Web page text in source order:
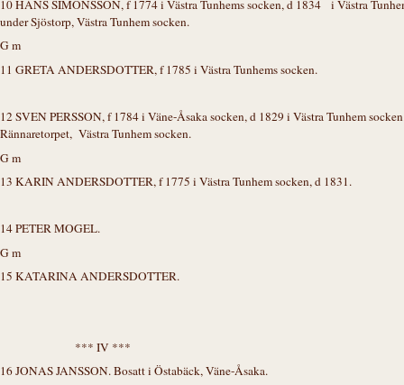
10 HANS SIMONSSON, f 1774 i Västra Tunhems socken, d 1834 i Västra
under Sjöstorp, Västra Tunhem socken.
G m
11 GRETA ANDERSDOTTER, f 1785 i Västra Tunhems socken.
12 SVEN PERSSON, f 1784 i Väne-Åsaka socken, d 1829 i Västra Tunhem
Rännaretorpet, Västra Tunhem socken.
G m
13 KARIN ANDERSDOTTER, f 1775 i Västra Tunhem socken, d 1831.
14 PETER MOGEL.
G m
15 KATARINA ANDERSDOTTER.
*** IV ***
16 JONAS JANSSON. Bosatt i Östabäck, Väne-Åsaka.